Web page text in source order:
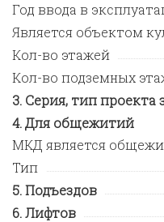
Год ввода в
Является объектом
Кол-во этажей
Кол-во подземных
Серия, тип проекта
Для общежитий
МКД является
Тип
Подъездов
Лифтов